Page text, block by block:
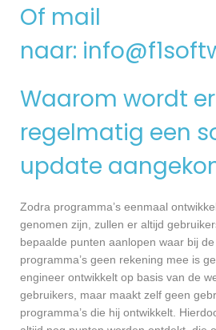
Of mail
naar:
Waarom wordt er
regelmatig een
update
Zodra programma’s eenmaal
genomen zijn, zullen er altijd
bepaalde punten aanlopen waar bij
programma’s geen rekening mee is
engineer ontwikkelt op basis van de
gebruikers, maar maakt zelf geen
programma’s die hij ontwikkelt.